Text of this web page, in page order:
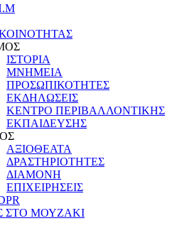
ΙΣΤΟΡΙΑ
ΜΝΗΜΕΙΑ
ΠΡΟΣΩΠΙΚΟΤΗΤΕΣ
ΕΚΔΗΛΩΣΕΙΣ
ΚΕΝΤΡΟ ΠΕΡΙΒΑΛΛΟΝΤΙΚΗΣ
ΕΚΠΑΙΔΕΥΣΗΣ
ΑΞΙΟΘΕΑΤΑ
ΔΡΑΣΤΗΡΙΟΤΗΤΕΣ
ΔΙΑΜΟΝΗ
ΕΠΙΧΕΙΡΗΣΕΙΣ
ΣΤΟ ΜΟΥΖΑΚΙ